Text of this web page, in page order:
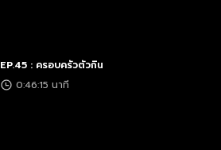
EP.45 : ครอบครัวตัวกิน
0:46:15 นาที